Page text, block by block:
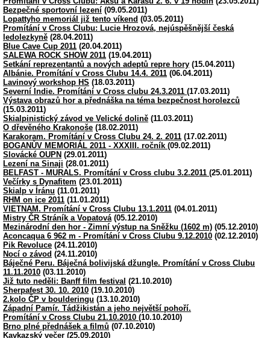
Bezpečné sportovní lezení (09.05.2011)
Lopattyho memoriál již tento víkend (03.05.2011)
Promítání v Cross Clubu: Lucie Hrozová, nejúspěšnější česká
ledolezkyně (28.04.2011)
Blue Cave Cup 2011 (20.04.2011)
SALEWA ROCK SHOW 2011 (19.04.2011)
Setkání reprezentantů a nových adeptů repre hory (15.04.2011)
Albánie. Promítání v Cross Clubu 14.4. 2011 (06.04.2011)
Lavinový workshop HS (18.03.2011)
Severní Indie. Promítání v Cross clubu 24.3.2011 (17.03.2011)
Výstava obrazů hor a přednáška na téma bezpečnost horolezců
(15.03.2011)
Skialpinistický závod ve Velické dolině (11.03.2011)
O dřevěného Krakonoše (18.02.2011)
Karakoram. Promítání v Cross Clubu 24. 2. 2011 (17.02.2011)
BOGANŮV MEMORIÁL 2011 - XXXIII. ročník (09.02.2011)
Slovácké OUPN (29.01.2011)
Lezení na Sinaji (28.01.2011)
BELFAST - MURALS. Promítání v Cross clubu 3.2.2011 (25.01.2011)
Večírky s Dynafitem (23.01.2011)
Skialp v Íránu (11.01.2011)
RHM on ice 2011 (11.01.2011)
VIETNAM. Promítání v Cross Clubu 13.1.2011 (04.01.2011)
Mistry ČR Stráník a Vopatová(05.12.2010)
Mezinárodní den hor - Zimní výstup na Sněžku (1602 m) (05.12.2010)
Aconcaqua 6 962 m - Promítání v Cross Clubu 9.12.2010 (02.12.2010)
Pik Revoluce (24.11.2010)
Nocí o závod (24.11.2010)
Báječné Peru. Báječná bolivijská džungle. Promítání v Cross Clubu
11.11.2010 (03.11.2010)
Již tuto neděli: Banff film festival (21.10.2010)
Sherpafest 30. 10. 2010 (19.10.2010)
2.kolo ČP v boulderingu (13.10.2010)
Západní Pamír. Tádžikistán a jeho největší pohoří.
Promítání v Cross Clubu 21.10.2010 (10.10.2010)
Brno plné přednášek a filmů (07.10.2010)
Kavkazský večer (25.09.2010)